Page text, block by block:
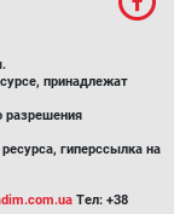
принадлежат
разрешения
гиперссылка на
Тел: +38